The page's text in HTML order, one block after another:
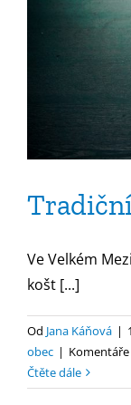
Ve Velkém
košt [...]
Od Jana Káňová |
obec |
Čtěte dále